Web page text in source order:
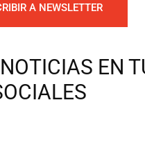
A NEWSLETTER
EN